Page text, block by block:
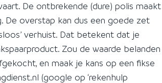
De ontbrekende (dure) polis maakt
De overstap kan dus een goede zet
verhuist. Dat betekent dat je
Zou de waarde belanden
en maak je kans op een fikse
(google op ‘rekenhulp